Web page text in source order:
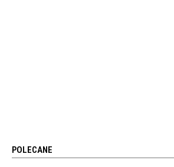
POLECANE